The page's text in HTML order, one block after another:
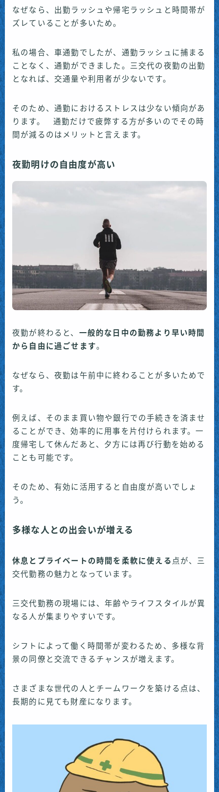
なぜなら、出勤ラッシュや帰宅ラッシュと時間帯が
ズレていることが多いため。
私の場合、車通勤でしたが、通勤ラッシュに捕まる
ことなく、通勤ができました。三交代の夜勤の出勤
となれば、交通量や利用者が少ないです。
そのため、通勤におけるストレスは少ない傾向があ
ります。 通勤だけで疲弊する方が多いのでその時
間が減るのはメリットと言えます。
夜勤明けの自由度が高い
夜勤が終わると、 一般的な日中の勤務より早い時間
から自由に過ごせます。
なぜなら、夜勤は午前中に終わることが多いためで
す。
例えば、そのまま買い物や銀行での手続きを済ませ
ることができ、効率的に用事を片付けられます。一
度帰宅して休んだあと、夕方には再び行動を始める
ことも可能です。
そのため、有効に活用すると自由度が高いでしょ
う。
多様な人との出会いが増える
休息とプライベートの時間を柔軟に使える 点が、三
交代勤務の魅力となっています。
三交代勤務の現場には、年齢やライフスタイルが異
なる人が集まりやすいです。
シフトによって働く時間帯が変わるため、多様な背
景の同僚と交流できるチャンスが増えます。
さまざまな世代の人とチームワークを築ける点は、
長期的に見ても財産になります。